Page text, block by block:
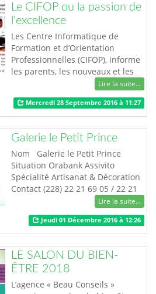
Le CIFOP ou la passion de
l'excellence
Les Centre Informatique de
Formation et d’Orientation
Professionnelles (CIFOP), informe
les parents, les nouveaux et les
anciens élèves que ses dates de
rentrées scolaires et universitaire
2016-2017 sont fixées comme
suit : 1ère, 2ème et 3ème
année Licence professionnelle
(cours du jour et du soir)….. 17
Octobre 2016 1ère, 2…
Lire la suite...
Mercredi 28 Septembre 2016 à 11:27
Galerie le Petit Prince
Nom Galerie le Petit Prince
Situation Orabank Assivito
Spécialité Artisanat & Décoration
Contact (228) 22 21 69 05 / 22 21
42 07 80% de production locale
17% pour les importés. …
Lire la suite...
Jeudi 01 Décembre 2016 à 12:26
LE SALON DU BIEN-
ÊTRE 2018
L’agence « Beau Conseils »